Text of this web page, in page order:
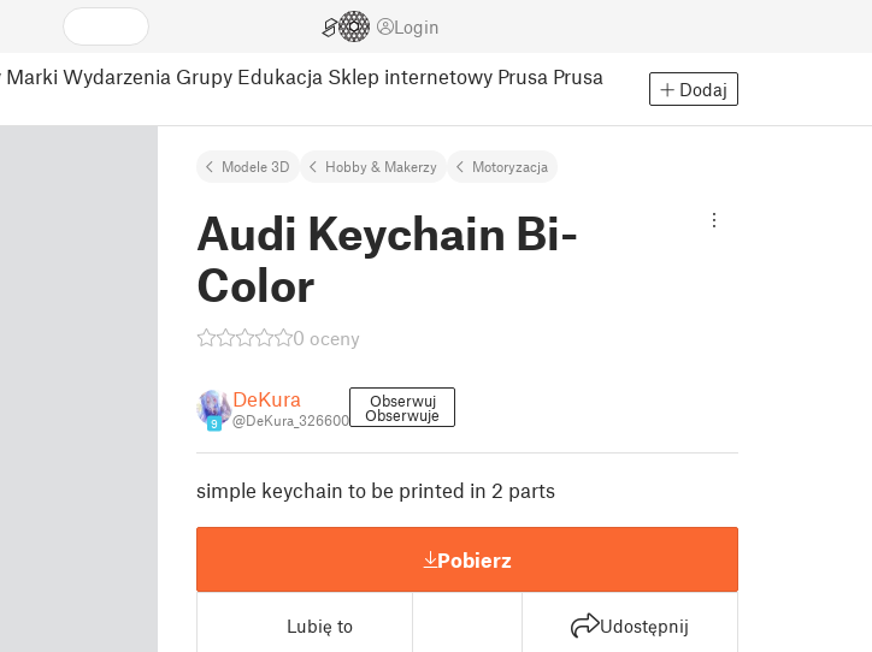
Login
Marki Wydarzenia Grupy Edukacja Sklep internetowy Prusa Prusa
Dodaj
Modele 3D Hobby & Makerzy Motoryzacja
Audi Keychain Bi-
Color
0 oceny
9
DeKura
@DeKura_326600
Obserwuj
Obserwuje
simple keychain to be printed in 2 parts
Pobierz
Lubię to Udostępnij